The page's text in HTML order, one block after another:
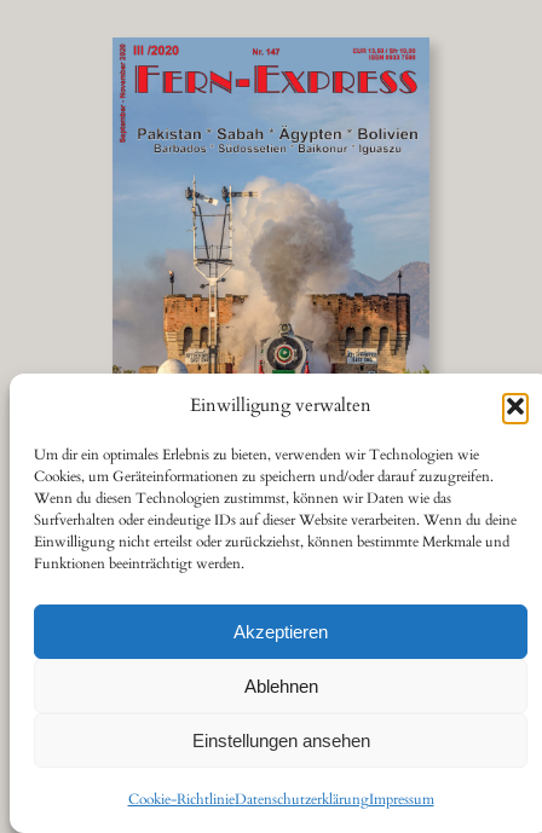
Einwilligung verwalten
Um dir ein optimales Erlebnis zu bieten, verwenden wir Technologien wie
Cookies, um Geräteinformationen zu speichern und/oder darauf zuzugreifen.
Wenn du diesen Technologien zustimmst, können wir Daten wie das
Surfverhalten oder eindeutige IDs auf dieser Website verarbeiten. Wenn du deine
Einwilligung nicht erteilst oder zurückziehst, können bestimmte Merkmale und
Funktionen beeinträchtigt werden.
Akzeptieren
Ablehnen
Einstellungen ansehen
Cookie-RichtlinieDatenschutzerklärungImpressum
verfügbar: print